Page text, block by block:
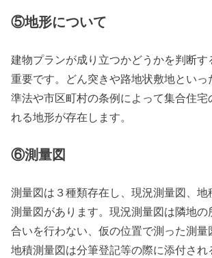
⑤地形について
建物プランが成り立つかどうかを判断す
重要です。どん突きや路地状敷地といっ
準法や市区町村の条例によって集合住宅
れる地形が存在します。
⑥測量図
測量図は３種類存在し、現況測量図、地
測量図があります。現況測量図は隣地の
合いを行わない、仮の位置で測った測量
地積測量図は分筆登記等の際に添付され